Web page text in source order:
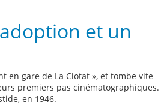
et un
en gare de La Ciotat », et tombe vite
premiers pas cinématographiques.
en 1946.